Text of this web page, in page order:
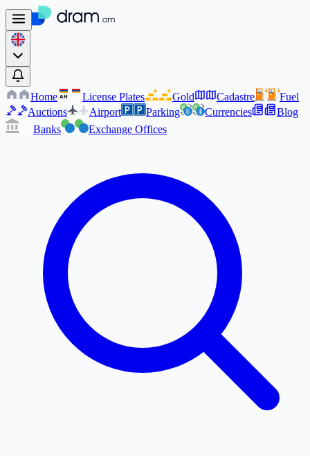
Home AM License Plates Gold Cadastre
Fuel
Auctions
Airport Parking Currencies
Blog
Banks
Exchange Offices